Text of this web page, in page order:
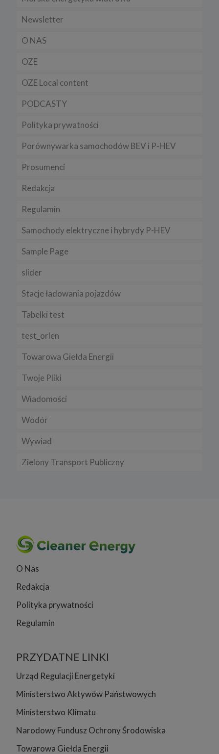
Newsletter
O NAS
OZE
OZE Local content
PODCASTY
Polityka prywatności
Porównywarka samochodów BEV i P-HEV
Prosumenci
Redakcja
Regulamin
Samochody elektryczne i hybrydy P-HEV
Sample Page
slider
Stacje ładowania pojazdów
Tabelki test
test_orlen
Towarowa Giełda Energii
Twoje Pliki
Wiadomości
Wodór
Wywiad
Zielony Transport Publiczny
O Nas
Redakcja
Polityka prywatności
Regulamin
PRZYDATNE LINKI
Urząd Regulacji Energetyki
Ministerstwo Aktywów Państwowych
Ministerstwo Klimatu
Narodowy Fundusz Ochrony Środowiska
Towarowa Giełda Energii